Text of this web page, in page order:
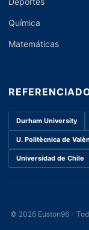
Química
Matemáticas
Durham University
U. Politècnica de
Universidad de Chile
© 2026 Euston96 -